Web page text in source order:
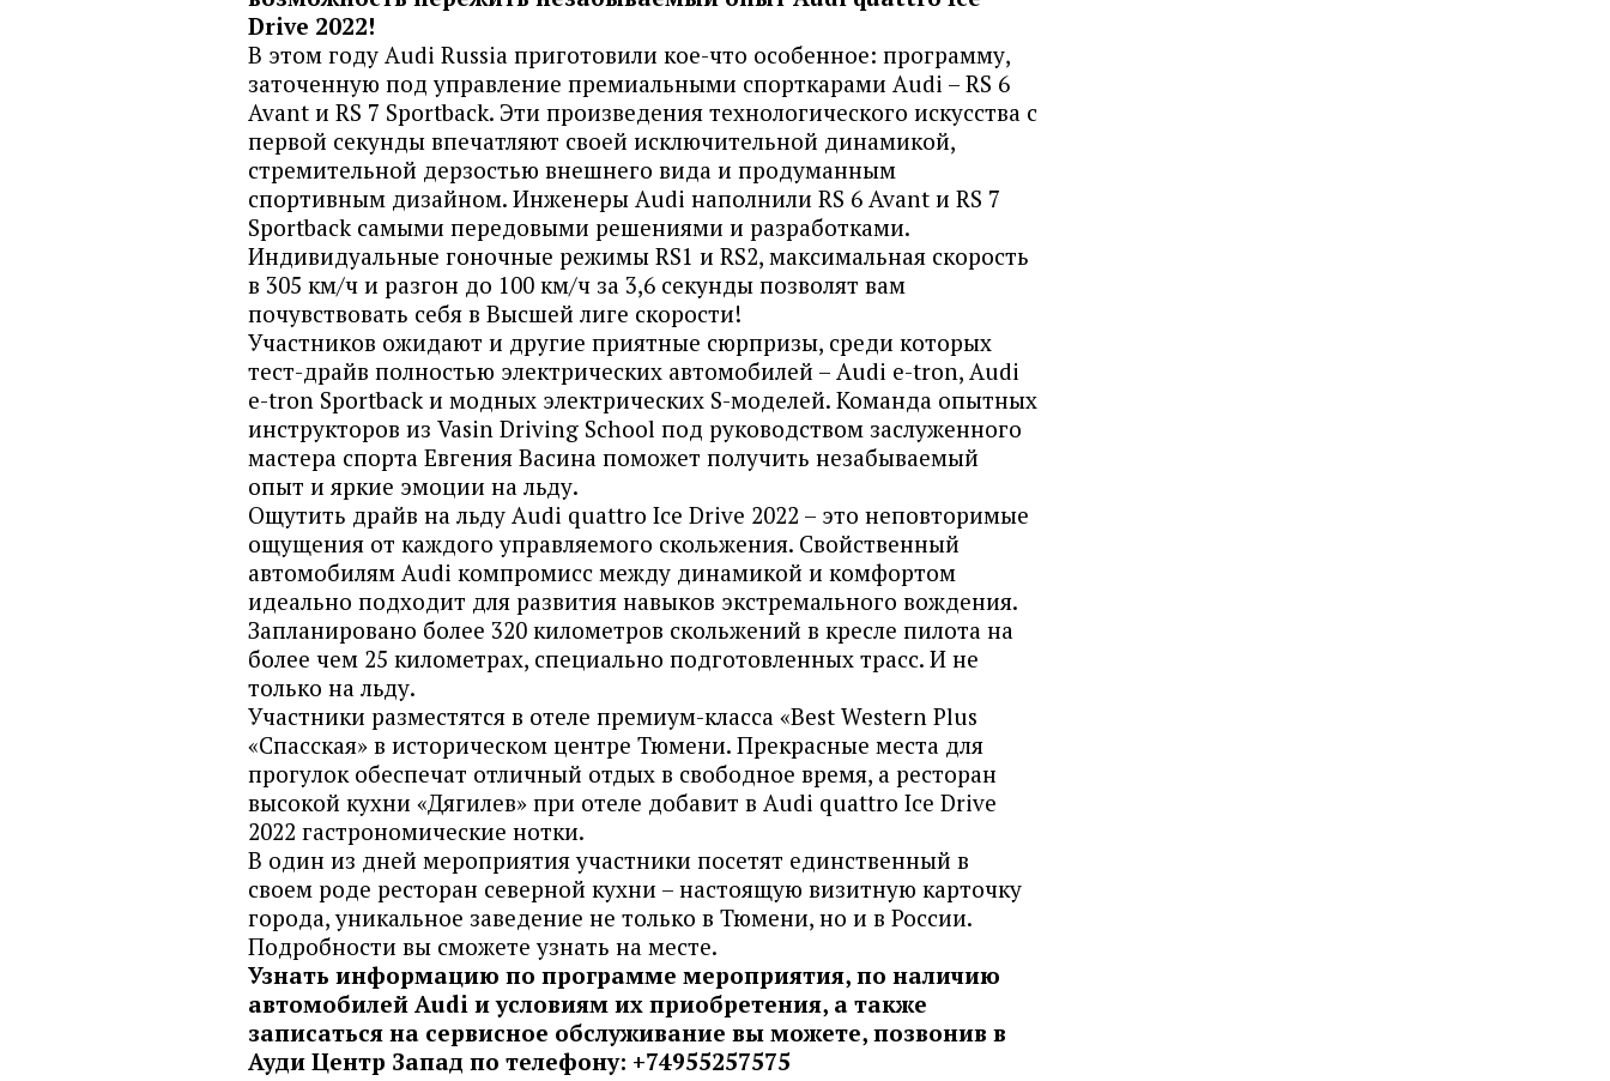
Drive 2022!
В этом году Audi Russia приготовили кое-что особенное: программу,
заточенную под управление премиальными спорткарами Audi – RS 6
Avant и RS 7 Sportback. Эти произведения технологического искусства с
первой секунды впечатляют своей исключительной динамикой,
стремительной дерзостью внешнего вида и продуманным
спортивным дизайном. Инженеры Audi наполнили RS 6 Avant и RS 7
Sportback самыми передовыми решениями и разработками.
Индивидуальные гоночные режимы RS1 и RS2, максимальная скорость
в 305 км/ч и разгон до 100 км/ч за 3,6 секунды позволят вам
почувствовать себя в Высшей лиге скорости!
Участников ожидают и другие приятные сюрпризы, среди которых
тест-драйв полностью электрических автомобилей – Audi e-tron, Audi
e-tron Sportback и модных электрических S-моделей. Команда опытных
инструкторов из Vasin Driving School под руководством заслуженного
мастера спорта Евгения Васина поможет получить незабываемый
опыт и яркие эмоции на льду.
Ощутить драйв на льду Audi quattro Ice Drive 2022 – это неповторимые
ощущения от каждого управляемого скольжения. Свойственный
автомобилям Audi компромисс между динамикой и комфортом
идеально подходит для развития навыков экстремального вождения.
Запланировано более 320 километров скольжений в кресле пилота на
более чем 25 километрах, специально подготовленных трасс. И не
только на льду.
Участники разместятся в отеле премиум-класса «Best Western Plus
«Спасская» в историческом центре Тюмени. Прекрасные места для
прогулок обеспечат отличный отдых в свободное время, а ресторан
высокой кухни «Дягилев» при отеле добавит в Audi quattro Ice Drive
2022 гастрономические нотки.
В один из дней мероприятия участники посетят единственный в
своем роде ресторан северной кухни – настоящую визитную карточку
города, уникальное заведение не только в Тюмени, но и в России.
Подробности вы сможете узнать на месте.
Узнать информацию по программе мероприятия, по наличию
автомобилей Audi и условиям их приобретения, а также
записаться на сервисное обслуживание вы можете, позвонив в
Ауди Центр Запад по телефону: +74955257575